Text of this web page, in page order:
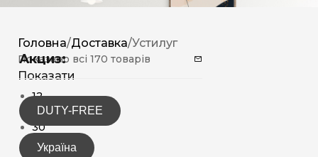
Акциз:
DUTY-FREE
Україна
Головна/Доставка/Устилуг
Показано всі 170 товарів
Показати
12
15
30